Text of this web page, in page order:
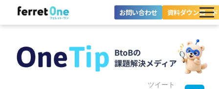
お問い合わせ 資料ダウンロード
ツール・機能一覧
ツイート